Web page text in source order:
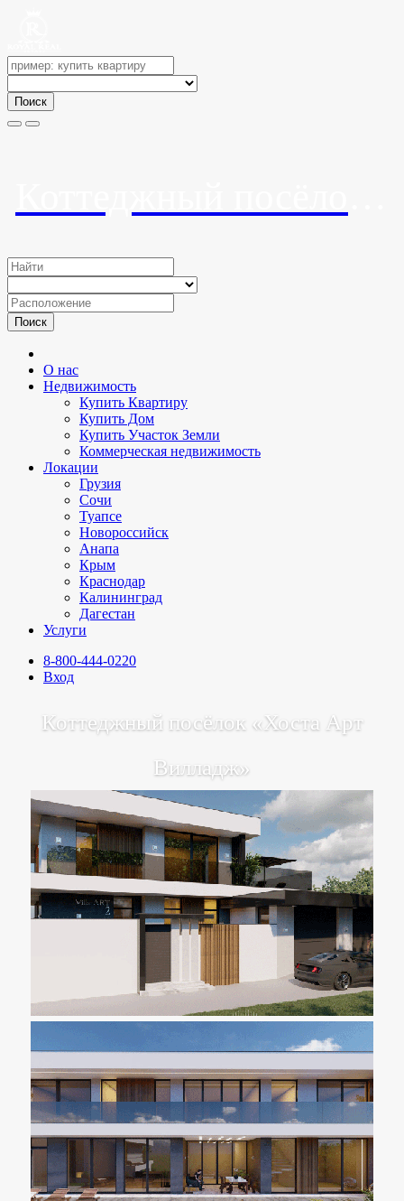
Поиск
Поиск
О нас
Недвижимость
Купить Квартиру
Купить Дом
Купить Участок Земли
Коммерческая недвижимость
Локации
Грузия
Сочи
Туапсе
Новороссийск
Анапа
Крым
Краснодар
Калининград
Дагестан
Услуги
8-800-444-0220
Вход
Коттеджный посёлок «Хоста Арт
Вилладж»